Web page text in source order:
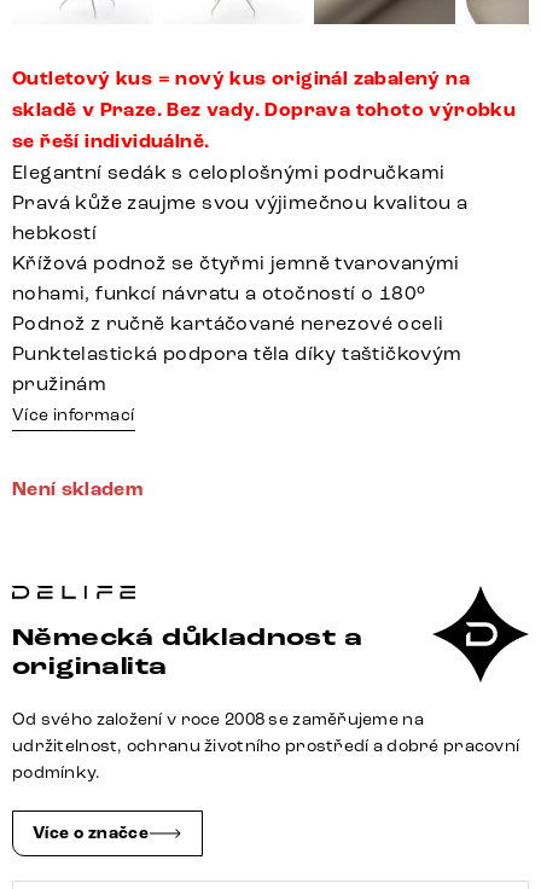
Outletový kus = nový kus originál zabalený na
skladě v Praze. Bez vady. Doprava tohoto výrobku
se řeší individuálně.
Elegantní sedák s celoplošnými područkami
Pravá kůže zaujme svou výjimečnou kvalitou a
hebkostí
Křížová podnož se čtyřmi jemně tvarovanými
nohami, funkcí návratu a otočností o 180°
Podnož z ručně kartáčované nerezové oceli
Punktelastická podpora těla díky taštičkovým
pružinám
Více informací
Není skladem
Německá důkladnost a
originalita
Od svého založení v roce 2008 se zaměřujeme na
udržitelnost, ochranu životního prostředí a dobré pracovní
podmínky.
Více o značce